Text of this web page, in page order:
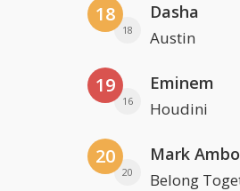
18
18
Dasha
Austin
19
16
Eminem
Houdini
20
20
Mark
Belong